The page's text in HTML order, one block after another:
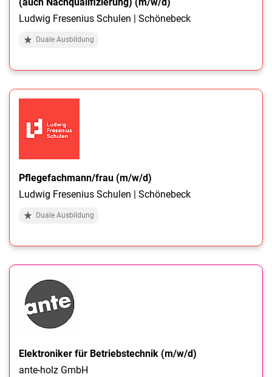
Ludwig Fresenius Schulen | Schönebeck
Duale Ausbildung
Pflegefachmann/frau (m/w/d)
Ludwig Fresenius Schulen | Schönebeck
Duale Ausbildung
Elektroniker für Betriebstechnik (m/w/d)
ante-holz GmbH